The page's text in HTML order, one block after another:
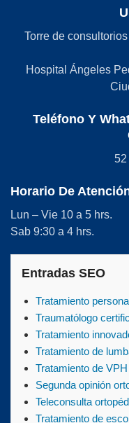
Torre de
Hospital Ángeles
Teléfono Y
52
Horario De
Lun – Vie 10 a 5 hrs.
Sab 9:30 a 4 hrs.
Entradas SEO
Tratamiento
Traumatólogo
Tratamiento
Tratamiento de
Tratamiento de
Segunda opinión
Teleconsulta
Tratamiento de